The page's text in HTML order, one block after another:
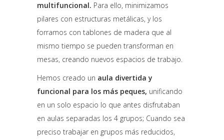
multifuncional. Para ello, minimizamos
pilares con estructuras metálicas, y los
forramos con tablones de madera que al
mismo tiempo se pueden transforman en
mesas, creando nuevos espacios de trabajo.
Hemos creado un aula divertida y
funcional para los más peques, unificando
en un solo espacio lo que antes disfrutaban
en aulas separadas los 4 grupos; Cuando sea
preciso trabajar en grupos más reducidos,